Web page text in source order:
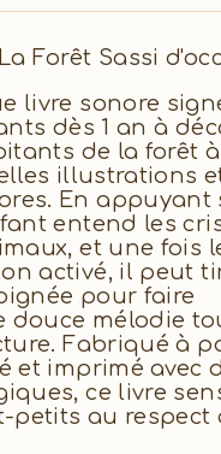
Forêt Sassi
livre sonore
dès 1 an à
de la forêt à
illustrations
En appuyant
entend les
et une fois
activé, il peut
pour faire
douce mélodie
Fabriqué à
et imprimé avec
ce livre
petits au respect